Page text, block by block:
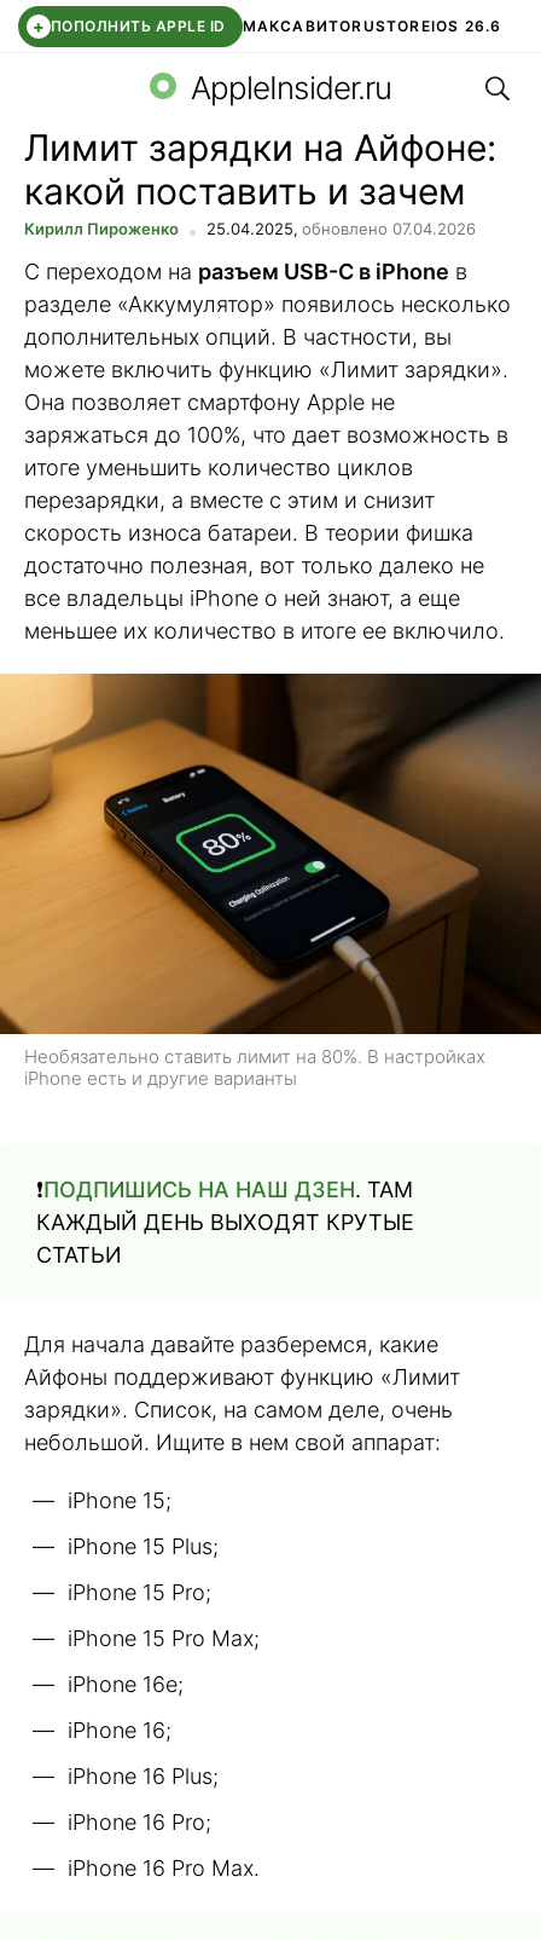
+ ПОПОЛНИТЬ APPLE ID МАКСАВИТОRUSTOREIOS 26.6
СБЕР КИДС ВТБ ОНЛАЙН ЧАТ В ROBLOX
AppleInsider.ru
Лимит зарядки на Айфоне:
какой поставить и зачем
Кирилл Пироженко 25.04.2025, обновлено 07.04.2026
С переходом на разъем USB-C в iPhone в
разделе «Аккумулятор» появилось несколько
дополнительных опций. В частности, вы
можете включить функцию «Лимит зарядки».
Она позволяет смартфону Apple не
заряжаться до 100%, что дает возможность в
итоге уменьшить количество циклов
перезарядки, а вместе с этим и снизит
скорость износа батареи. В теории фишка
достаточно полезная, вот только далеко не
все владельцы iPhone о ней знают, а еще
меньшее их количество в итоге ее включило.
Необязательно ставить лимит на 80%. В настройках
iPhone есть и другие варианты
❗️ПОДПИШИСЬ НА НАШ ДЗЕН. ТАМ
КАЖДЫЙ ДЕНЬ ВЫХОДЯТ КРУТЫЕ
СТАТЬИ
Для начала давайте разберемся, какие
Айфоны поддерживают функцию «Лимит
зарядки». Список, на самом деле, очень
небольшой. Ищите в нем свой аппарат:
iPhone 15;
iPhone 15 Plus;
iPhone 15 Pro;
iPhone 15 Pro Max;
iPhone 16e;
iPhone 16;
iPhone 16 Plus;
iPhone 16 Pro;
iPhone 16 Pro Max.